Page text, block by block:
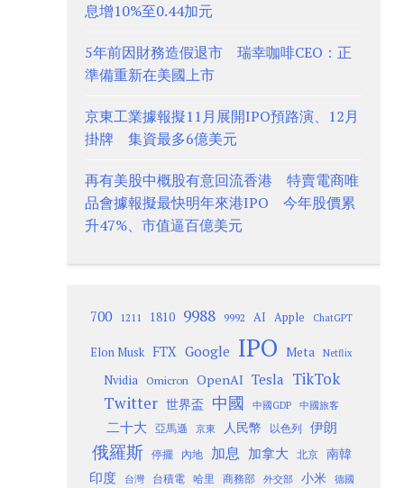
息增10%至0.44加元
5年前因財務造假退市 瑞幸咖啡CEO：正
準備重新在美國上市
京東工業據報擬11月展開IPO預路演、12月
掛牌 集資最多6億美元
再有美股中概股有意回流香港 特賣電商唯
品會據報擬最快明年來港IPO 今年股價累
升47%、市值逼百億美元
700 1211 1810 9988 9992 AI Apple ChatGPT
Elon Musk FTX Google IPO Meta Netflix
Nvidia Omicron OpenAI Tesla TikTok
Twitter 世界盃 中國 中國GDP 中國旅客
二十大 亞馬遜 京東 人民幣 以色列 伊朗
俄羅斯 停擺 內地 加息 加拿大 北京
南韓
印度
台灣 台積電 哈里 商務部 外交部 小米 德國